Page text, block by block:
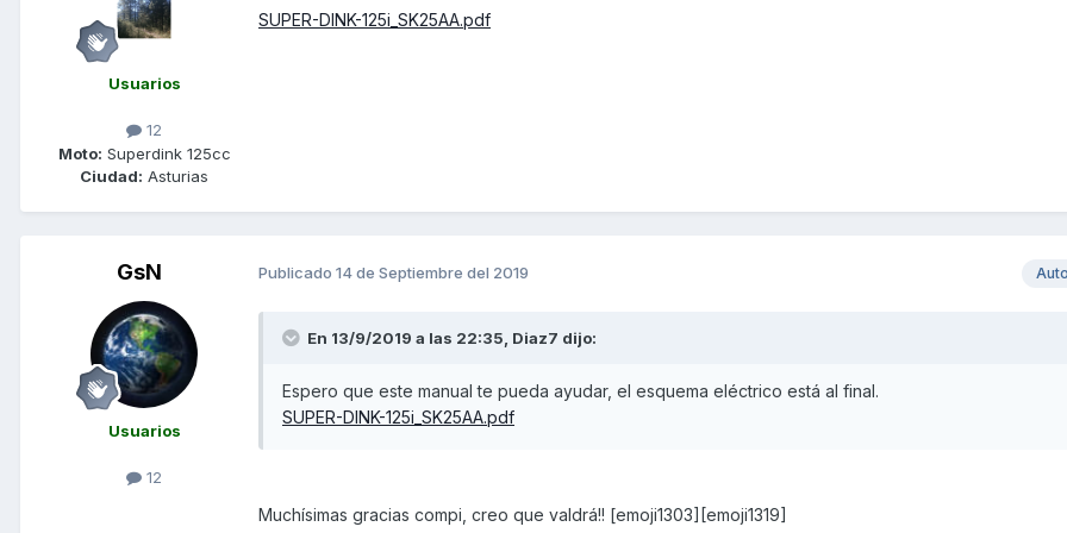
Usuarios
12
Moto: Superdink 125cc
Ciudad: Asturias
SUPER-DINK-125i_SK25AA.pdf
GsN
Usuarios
12
Publicado 14 de Septiembre del 2019
En 13/9/2019 a las 22:35, Diaz7 dijo:
Espero que este manual te pueda ayudar, el esquema eléctrico está al final.
SUPER-DINK-125i_SK25AA.pdf
Muchísimas gracias compi, creo que valdrá!! [emoji1303][emoji1319]